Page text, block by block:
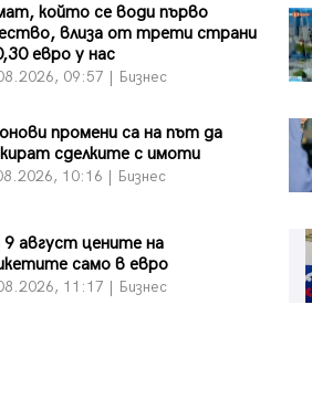
който се води първо
влиза от трети страни
евро у нас
09:57 | Бизнес
промени са на път да
сделките с имоти
10:16 | Бизнес
август цените на
само в евро
11:17 | Бизнес